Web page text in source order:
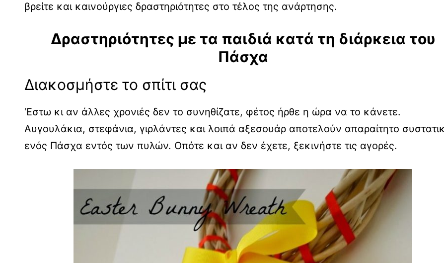
βρείτε και καινούργιες δραστηριότητες στο τέλος της ανάρτησης.
Δραστηριότητες με τα παιδιά κατά τη διάρκεια του
Πάσχα
Διακοσμήστε το σπίτι σας
‘Εστω κι αν άλλες χρονιές δεν το συνηθίζατε, φέτος ήρθε η ώρα να το κάνετε.
Αυγουλάκια, στεφάνια, γιρλάντες και λοιπά αξεσουάρ αποτελούν απαραίτητο
ενός Πάσχα εντός των πυλών. Οπότε και αν δεν έχετε, ξεκινήστε τις αγορές.